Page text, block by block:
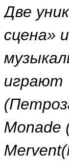
Две
сцена»
играют
Monade